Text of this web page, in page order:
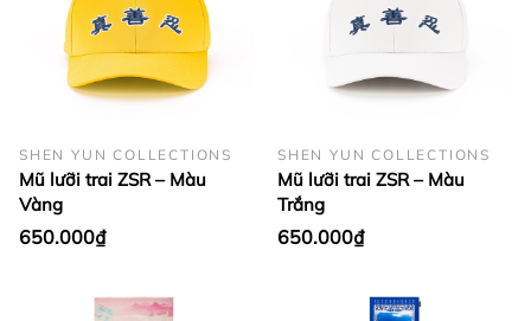
SHEN YUN COLLECTIONS
Mũ lưỡi trai ZSR – Màu
Vàng
650.000₫
SHEN YUN COLLECTIONS
Mũ lưỡi trai ZSR – Màu
Trắng
650.000₫